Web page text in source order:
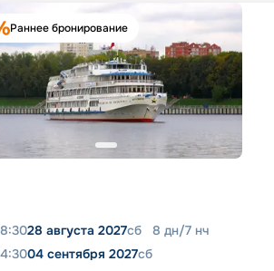
Раннее бронирование
28 августа 2027сб 8 дн/7 нч
04 сентября 2027сб